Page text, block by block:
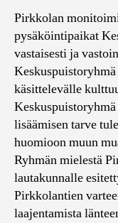
Pirkkolan
pysäköintipaikat
vastaisesti ja
Keskuspuistoryhmä
käsittelevälle
lisäämisen tarve
huomioon muun
Ryhmän mielestä
lautakunnalle
Pirkkolantien
laajentamista